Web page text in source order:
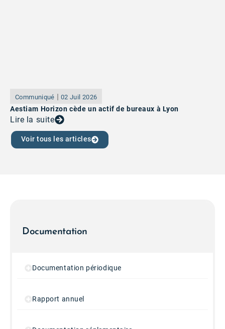
Voir tous les articles
Communiqué 02 Juil 2026
Aestiam Horizon cède un actif de bureaux à Lyon
Lire la suite
Documentation
Documentation périodique
Rapport annuel